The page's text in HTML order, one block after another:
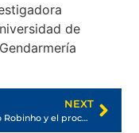
de
NEXT
El caso Robinho y el procedimento de homologación decisión estranjera en Brasil